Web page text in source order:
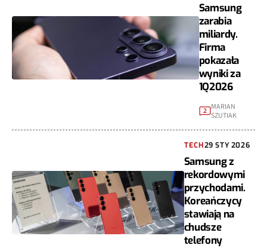
Samsung
zarabia
miliardy.
Firma
pokazała
wyniki za
1Q2026
2 MARIAN
SZUTIAK
TECH29 STY 2026
Samsung z
rekordowymi
przychodami.
Koreańczycy
stawiają na
chudsze
telefony